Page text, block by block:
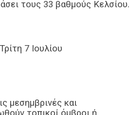
τους 33 βαθμούς Κελσίου.
7 Ιουλίου
μεσημβρινές και
τοπικοί όμβροι ή